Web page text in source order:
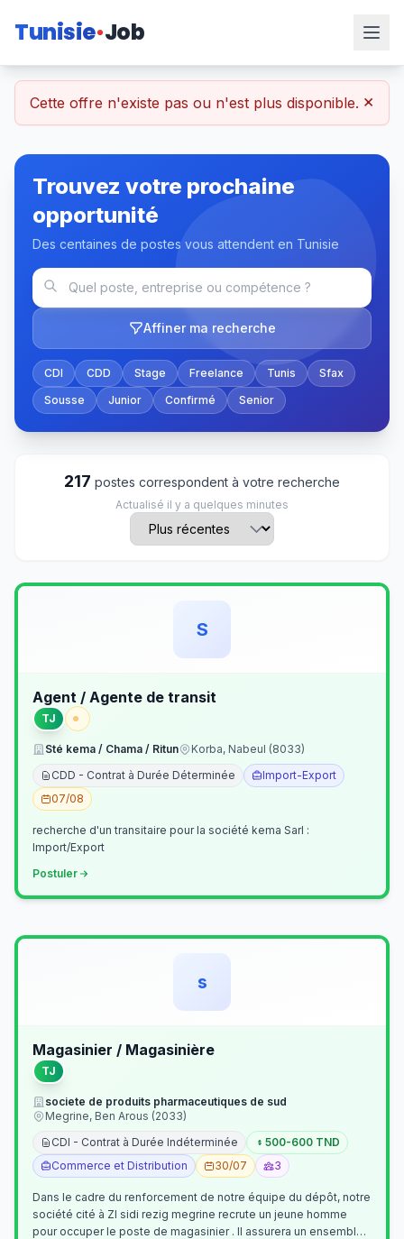
Tunisie Job
Cette offre n'existe pas ou n'est plus disponible. ×
Trouvez votre prochaine
opportunité
Des centaines de postes vous attendent en Tunisie
Affiner ma recherche
CDI CDD Stage Freelance Tunis
Sfax
Sousse
Junior Confirmé Senior
217 postes correspondent à votre recherche
Actualisé il y a quelques minutes
S
Agent / Agente de transit
TJ
Sté kema / Chama / Ritun
Korba, Nabeul (8033)
CDD - Contrat à Durée Déterminée
Import-Export
07/08
recherche d'un transitaire pour la société kema Sarl :
Import/Export
Postuler
s
Magasinier / Magasinière
TJ
societe de produits pharmaceutiques de sud
Megrine, Ben Arous (2033)
CDI - Contrat à Durée Indéterminée
500-600 TND
Commerce et Distribution
30/07 3
Dans le cadre du renforcement de notre équipe du dépôt, notre
société cité à ZI sidi rezig megrine recrute un jeune homme
pour occuper le poste de magasinier . Il assurera un ensemble